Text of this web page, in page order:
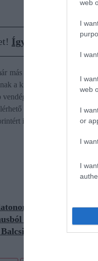
web
I
I
I
web
I
or
I
I
Így lett a szegények
más kategória: egy 90
a kisebb büfék, de ezért
vendéglátóhelyek is
egységeket.
A
is találni bisztrót vagy
miért
valódi bevétel
de hol a